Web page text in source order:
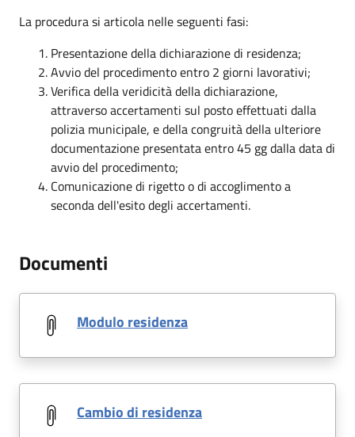
La procedura si articola nelle seguenti fasi:
Presentazione della dichiarazione di residenza;
Avvio del procedimento entro 2 giorni lavorativi;
Verifica della veridicità della dichiarazione,
attraverso accertamenti sul posto effettuati dalla
polizia municipale, e della congruità della ulteriore
documentazione presentata entro 45 gg dalla data di
avvio del procedimento;
Comunicazione di rigetto o di accoglimento a
seconda dell'esito degli accertamenti.
Documenti
Modulo residenza
Cambio di residenza